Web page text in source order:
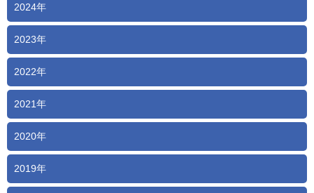
2024年
2023年
2022年
2021年
2020年
2019年